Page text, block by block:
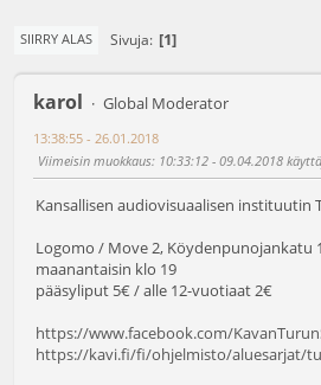
SIIRRY ALAS Sivuja 1
karol Global Moderator
13:38:55 - 26.01.2018
Viimeisin muokkaus: 10:33:12 - 09.04.2018
Kansallisen audiovisuaalisen instituutin
Logomo / Move 2, Köydenpunojankatu
maanantaisin klo 19
pääsyliput 5€ / alle 12-vuotiaat 2€
https://www.facebook.com/
https://kavi.fi/fi/ohjelmisto/aluesarjat/